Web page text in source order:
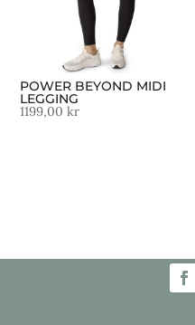
POWER BEYOND MIDI
LEGGING
1199,00kr